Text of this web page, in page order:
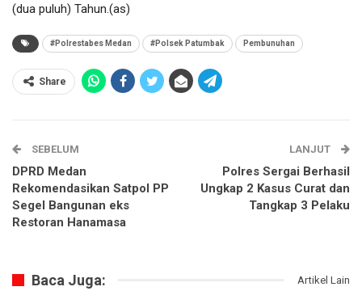
(dua puluh) Tahun.(as)
#Polrestabes Medan #Polsek Patumbak Pembunuhan
Share
SEBELUM
DPRD Medan
Rekomendasikan Satpol PP
Segel Bangunan eks
Restoran Hanamasa
LANJUT
Polres Sergai Berhasil
Ungkap 2 Kasus Curat dan
Tangkap 3 Pelaku
Baca Juga: Artikel Lain